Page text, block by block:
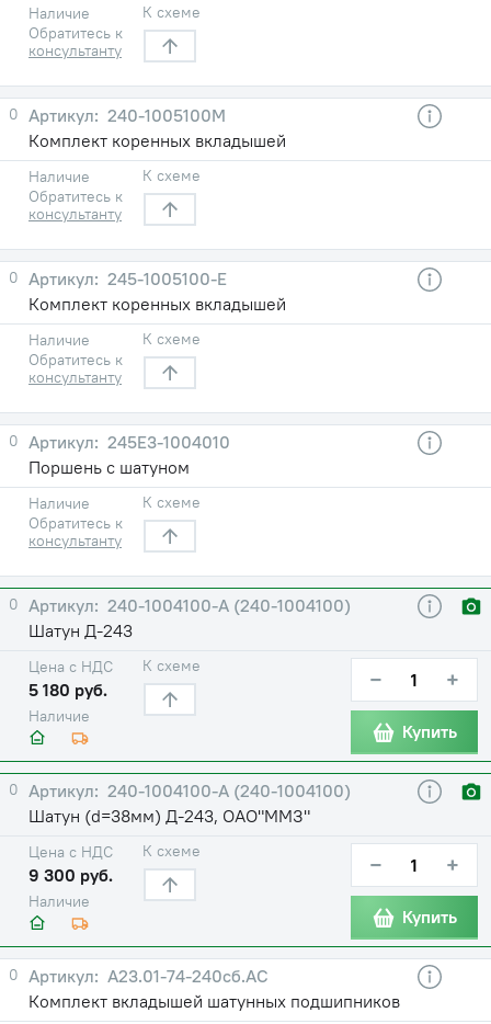
Наличие
Обратитесь к
консультанту
К схеме
0
240-1005100М
Комплект коренных вкладышей
Наличие
Обратитесь к
консультанту
К схеме
0
245-1005100-Е
Комплект коренных вкладышей
Наличие
Обратитесь к
консультанту
К схеме
0
245Е3-1004010
Поршень с шатуном
Наличие
Обратитесь к
консультанту
К схеме
0
240-1004100-А (240-1004100)
Шатун Д-243
Наличие
Цена с НДС
5 180 руб.
К схеме − +
Купить
0
240-1004100-А (240-1004100)
Шатун (d=38мм) Д-243, ОАО"ММЗ"
Наличие
Цена с НДС
9 300 руб.
К схеме − +
Купить
0
А23.01-74-240сб.АС
Комплект вкладышей шатунных подшипников